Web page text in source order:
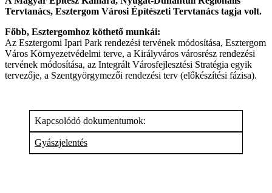
Tervtanács, Esztergom Városi Építészeti Tervtanács tagja volt.
Főbb, Esztergomhoz köthető munkái:
Az Esztergomi Ipari Park rendezési tervének módosítása, Esztergom
Város Környezetvédelmi terve, a Királyváros városrész rendezési
tervének módosítása, az Integrált Városfejlesztési Stratégia egyik
tervezője, a Szentgyörgymezői rendezési terv (előkészítési fázisa).
Kapcsolódó dokumentumok:
Gyászjelentés